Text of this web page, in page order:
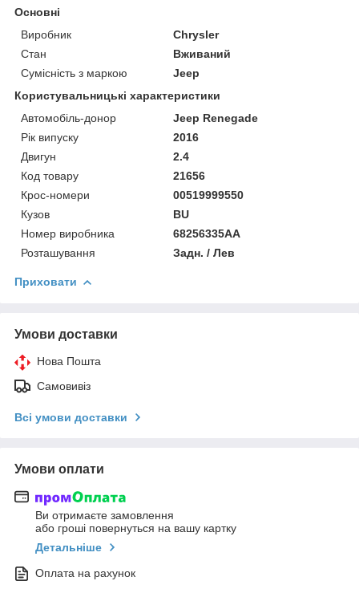
Основні
Виробник
Chrysler
Стан
Вживаний
Сумісність з маркою
Jeep
Користувальницькі характеристики
Автомобіль-донор
Jeep Renegade
Рік випуску
2016
Двигун
2.4
Код товару
21656
Крос-номери
00519999550
Кузов
BU
Номер виробника
68256335AA
Розташування
Задн. / Лев
Приховати
Умови доставки
Нова Пошта
Самовивіз
Всі умови доставки
Умови оплати
Ви отримаєте замовлення
або гроші повернуться на вашу картку
Детальніше
Оплата на рахунок